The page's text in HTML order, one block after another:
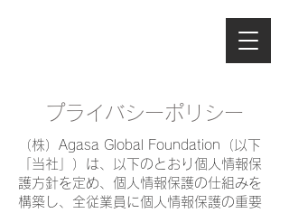
プライバシーポリシー
（株）Agasa Global Foundation（以下
「当社」）は、以下のとおり個人情報保
護方針を定め、個人情報保護の仕組みを
構築し、全従業員に個人情報保護の重要